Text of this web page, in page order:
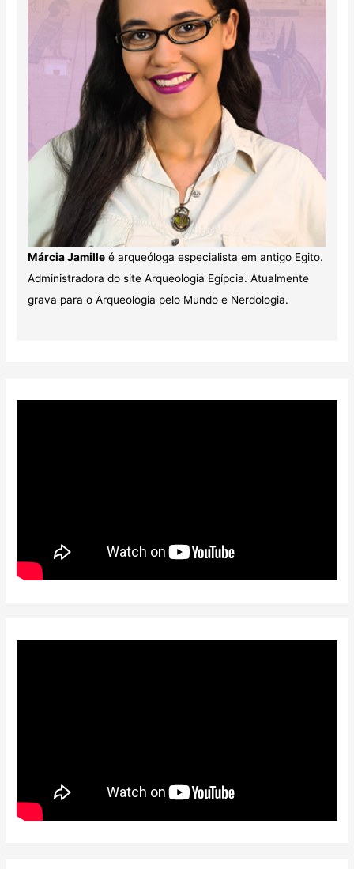
Márcia Jamilleé arqueóloga especialista em antigo Egito.
Administradora do site Arqueologia Egípcia. Atualmente
grava para o Arqueologia pelo Mundo e Nerdologia.